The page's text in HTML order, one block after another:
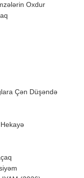
Oxdur
Çən Düşəndə